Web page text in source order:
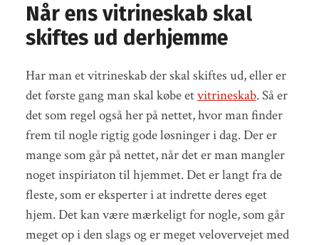
Når ens vitrineskab skal
skiftes ud derhjemme
Har man et vitrineskab der skal skiftes ud, eller er
det første gang man skal købe etvitrineskab. Så er
det som regel også her på nettet, hvor man finder
frem til nogle rigtig gode løsninger i dag. Der er
mange som går på nettet, når det er man mangler
noget inspiriaton til hjemmet. Det er langt fra de
fleste, som er eksperter i at indrette deres eget
hjem. Det kan være mærkeligt for nogle, som går
meget op i den slags og er meget velovervejet med